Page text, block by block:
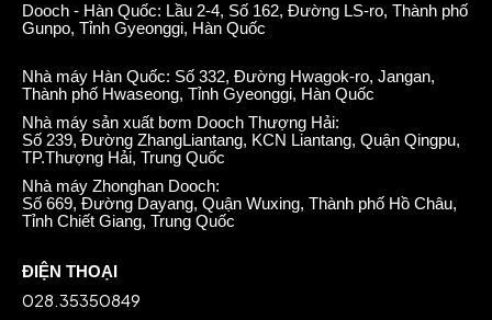
Dooch - Hàn Quốc: Lầu 2-4, Số 162, Đường LS-ro, Thành phố
Gunpo, Tỉnh Gyeonggi, Hàn Quốc
Nhà máy Hàn Quốc: Số 332, Đường Hwagok-ro, Jangan,
Thành phố Hwaseong, Tỉnh Gyeonggi, Hàn Quốc
Nhà máy sản xuất bơm Dooch Thượng Hải:
Số 239, Đường ZhangLiantang, KCN Liantang, Quận Qingpu,
TP.Thượng Hải, Trung Quốc
Nhà máy Zhonghan Dooch:
Số 669, Đường Dayang, Quận Wuxing, Thành phố Hồ Châu,
Tỉnh Chiết Giang, Trung Quốc
ĐIỆN THOẠI
028.35350849